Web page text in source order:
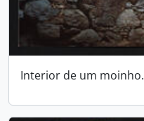
Interior de um moinho.